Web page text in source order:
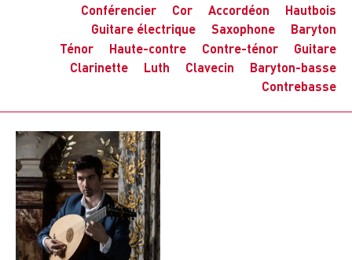
Conférencier
Cor Accordéon
Hautbois
Guitare électrique
Saxophone
Baryton
Ténor
Haute-contre Contre-ténor
Guitare
Clarinette
Luth Clavecin
Baryton-basse
Contrebasse